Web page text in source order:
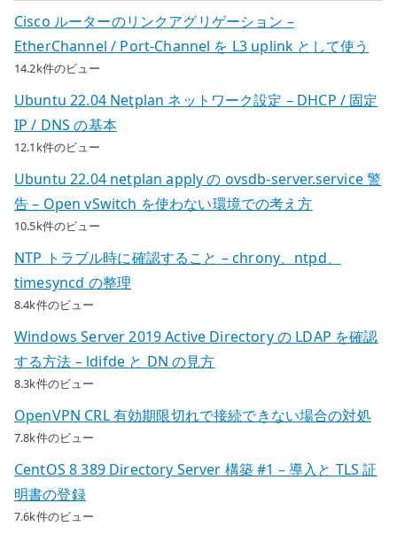
Cisco ルーターのリンクアグリゲーション –
EtherChannel / Port-Channel を L3 uplink として使う
14.2k件のビュー
Ubuntu 22.04 Netplan ネットワーク設定 – DHCP / 固定
IP / DNS の基本
12.1k件のビュー
Ubuntu 22.04 netplan apply の ovsdb-server.service 警
告 – Open vSwitch を使わない環境での考え方
10.5k件のビュー
NTP トラブル時に確認すること – chrony、ntpd、
timesyncd の整理
8.4k件のビュー
Windows Server 2019 Active Directory の LDAP を確認
する方法 – ldifde と DN の見方
8.3k件のビュー
OpenVPN CRL 有効期限切れで接続できない場合の対処
7.8k件のビュー
CentOS 8 389 Directory Server 構築 #1 – 導入と TLS 証
明書の登録
7.6k件のビュー